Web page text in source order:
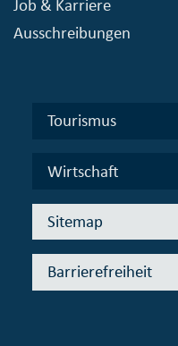
Job & Karriere
Ausschreibungen
Tourismus
Wirtschaft
Sitemap
Barrierefreiheit